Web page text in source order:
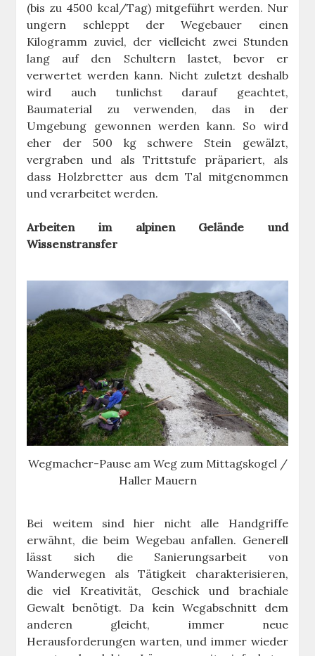
(bis zu 4500 kcal/Tag) mitgeführt werden. Nur
ungern schleppt der Wegebauer einen
Kilogramm zuviel, der vielleicht zwei Stunden
lang auf den Schultern lastet, bevor er
verwertet werden kann. Nicht zuletzt deshalb
wird auch tunlichst darauf geachtet,
Baumaterial zu verwenden, das in der
Umgebung gewonnen werden kann. So wird
eher der 500 kg schwere Stein gewälzt,
vergraben und als Trittstufe präpariert, als
dass Holzbretter aus dem Tal mitgenommen
und verarbeitet werden.
Arbeiten im alpinen Gelände und
Wissenstransfer
Wegmacher-Pause am Weg zum Mittagskogel /
Haller Mauern
Bei weitem sind hier nicht alle Handgriffe
erwähnt, die beim Wegebau anfallen. Generell
lässt sich die Sanierungsarbeit von
Wanderwegen als Tätigkeit charakterisieren,
die viel Kreativität, Geschick und brachiale
Gewalt benötigt. Da kein Wegabschnitt dem
anderen gleicht, immer neue
Herausforderungen warten, und immer wieder